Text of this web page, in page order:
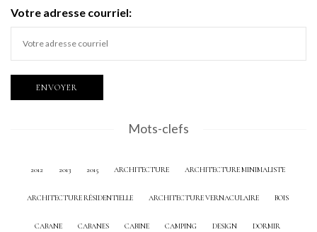
Votre adresse courriel:
Mots-clefs
2012 2013 2015 ARCHITECTURE ARCHITECTURE MINIMALISTE
ARCHITECTURE RÉSIDENTIELLE ARCHITECTURE VERNACULAIRE BOIS
CABANE CABANES CABINE CAMPING DESIGN DORMIR